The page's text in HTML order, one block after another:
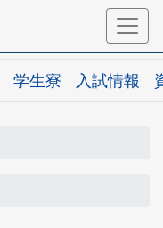
学生寮 入試情報